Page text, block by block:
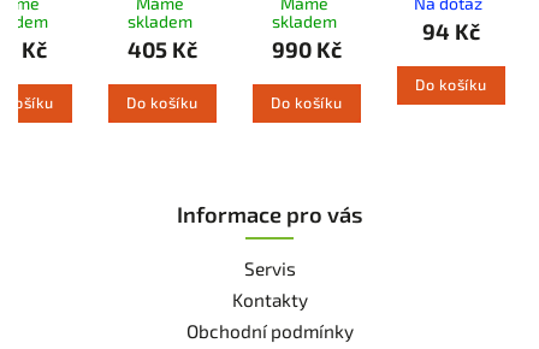
Kč
košíku
skladem
405 Kč
Do košíku
1.1 .325" 59 čl.
skladem
990 Kč
Do košíku
řetězů STIHL
94 Kč
Do košíku
Informace pro vás
Servis
Kontakty
Obchodní podmínky